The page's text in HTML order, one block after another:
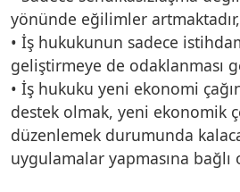
yönünde eğilimler artmaktadır,
• İş hukukunun sadece
geliştirmeye de odaklanması
• İş hukuku yeni ekonomi
destek olmak, yeni ekonomik
düzenlemek durumunda
uygulamalar yapmasına bağlı